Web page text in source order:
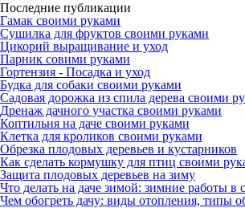
Последние публикации
Гамак своими руками
Сушилка для фруктов своими руками
Цикорий выращивание и уход
Парник совими руками
Гортензия - Посадка и уход
Будка для собаки своими руками
Садовая дорожка из спила дерева своими
Дренаж дачного участка своими руками
Коптильня на даче своими руками
Клетка для кроликов своими руками
Обрезка плодовых деревьев и кустарников
Как сделать кормушку для птиц своими
Защита плодовых деревьев на зиму
Что делать на даче зимой: зимние работы в
Чем обогреть дачу: виды отопления, типы